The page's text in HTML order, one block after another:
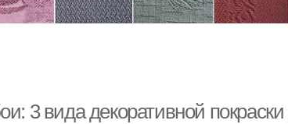
3 вида декоративной